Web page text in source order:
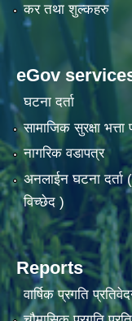
कर तथा शुल्कहरु
eGov
घटना दर्ता
सामाजिक सुरक्षा भत्ता
नागरिक वडापत्र
अनलाईन घटना दर्ता
विच्छेद )
Reports
वार्षिक प्रगति